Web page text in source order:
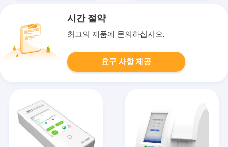
시간 절약
최고의 제품에 문의하십시오.
요구 사항 제공